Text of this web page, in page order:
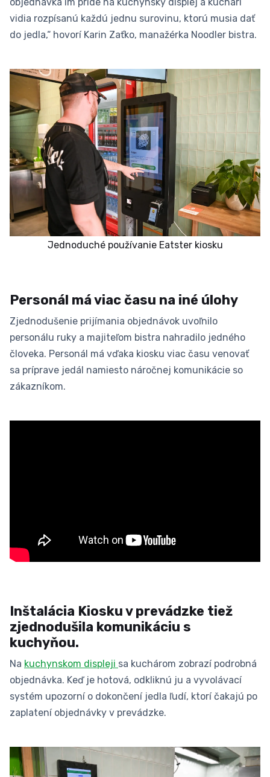
vidia rozpísanú každú jednu surovinu, ktorú musia dať
do jedla,“ hovorí Karin Zaťko, manažérka Noodler bistra.
Jednoduché používanie Eatster kiosku
Personál má viac času na iné úlohy
Zjednodušenie prijímania objednávok uvoľnilo
personálu ruky a majiteľom bistra nahradilo jedného
človeka. Personál má vďaka kiosku viac času venovať
sa príprave jedál namiesto náročnej komunikácie so
zákazníkom.
Inštalácia Kiosku v prevádzke tiež
zjednodušila komunikáciu s
kuchyňou.
Na kuchynskom displeji sa kuchárom zobrazí podrobná
objednávka. Keď je hotová, odkliknú ju a vyvolávací
systém upozorní o dokončení jedla ľudí, ktorí čakajú po
zaplatení objednávky v prevádzke.